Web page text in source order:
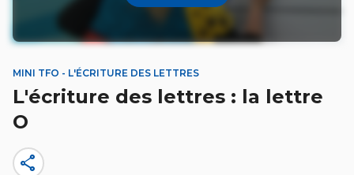
MINI TFO - L'ÉCRITURE DES LETTRES
L'écriture des lettres : la lettre
O
share